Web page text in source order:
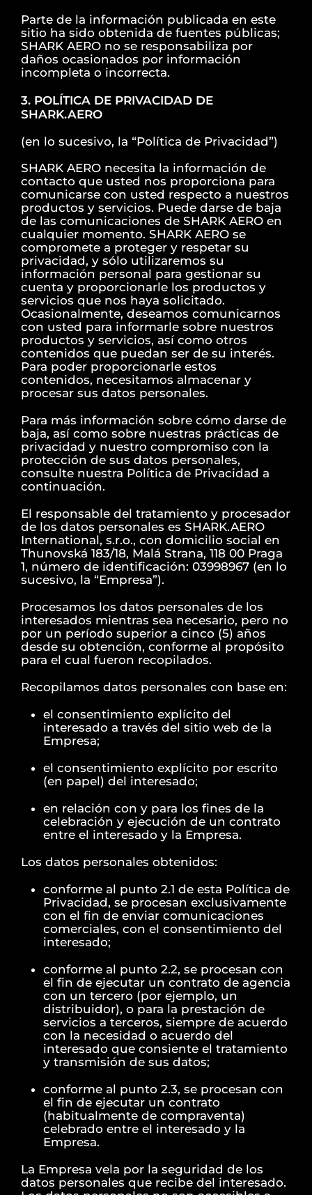
Parte de la información publicada en este
sitio ha sido obtenida de fuentes públicas;
SHARK AERO no se responsabiliza por
daños ocasionados por información
incompleta o incorrecta.
3. POLÍTICA DE PRIVACIDAD DE
SHARK.AERO
(en lo sucesivo, la “Política de Privacidad”)
SHARK AERO necesita la información de
contacto que usted nos proporciona para
comunicarse con usted respecto a nuestros
productos y servicios. Puede darse de baja
de las comunicaciones de SHARK AERO en
cualquier momento. SHARK AERO se
compromete a proteger y respetar su
privacidad, y sólo utilizaremos su
información personal para gestionar su
cuenta y proporcionarle los productos y
servicios que nos haya solicitado.
Ocasionalmente, deseamos comunicarnos
con usted para informarle sobre nuestros
productos y servicios, así como otros
contenidos que puedan ser de su interés.
Para poder proporcionarle estos
contenidos, necesitamos almacenar y
procesar sus datos personales.
Para más información sobre cómo darse de
baja, así como sobre nuestras prácticas de
privacidad y nuestro compromiso con la
protección de sus datos personales,
consulte nuestra Política de Privacidad a
continuación.
El responsable del tratamiento y procesador
de los datos personales es SHARK.AERO
International, s.r.o., con domicilio social en
Thunovská 183/18, Malá Strana, 118 00 Praga
1, número de identificación: 03998967 (en lo
sucesivo, la “Empresa”).
Procesamos los datos personales de los
interesados mientras sea necesario, pero no
por un período superior a cinco (5) años
desde su obtención, conforme al propósito
para el cual fueron recopilados.
Recopilamos datos personales con base en:
el consentimiento explícito del
interesado a través del sitio web de la
Empresa;
el consentimiento explícito por escrito
(en papel) del interesado;
en relación con y para los fines de la
celebración y ejecución de un contrato
entre el interesado y la Empresa.
Los datos personales obtenidos:
conforme al punto 2.1 de esta Política de
Privacidad, se procesan exclusivamente
con el fin de enviar comunicaciones
comerciales, con el consentimiento del
interesado;
conforme al punto 2.2, se procesan con
el fin de ejecutar un contrato de agencia
con un tercero (por ejemplo, un
distribuidor), o para la prestación de
servicios a terceros, siempre de acuerdo
con la necesidad o acuerdo del
interesado que consiente el tratamiento
y transmisión de sus datos;
conforme al punto 2.3, se procesan con
el fin de ejecutar un contrato
(habitualmente de compraventa)
celebrado entre el interesado y la
Empresa.
La Empresa vela por la seguridad de los
datos personales que recibe del interesado.